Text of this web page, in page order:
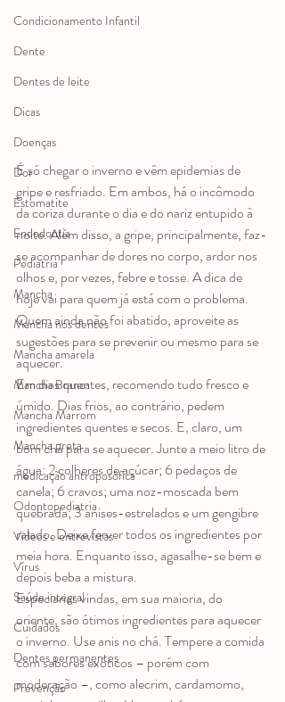
Condicionamento Infantil
Dente
Dentes de leite
Dicas
Doenças
Dor
Estomatite
Endodontia
Pediatria
Mancha
Mancha nos dentes
Mancha amarela
Mancha Branca
Mancha Marrom
Mancha preta
medicação antroposófica
Odontopediatria
Videos e entrevistas
Vírus
Saúde integral
Cuidados
Dentes permanentes
Prevenção
É só chegar o inverno e vêm epidemias de
gripe e resfriado. Em ambos, há o incômodo
da coriza durante o dia e do nariz entupido à
noite. Além disso, a gripe, principalmente, faz-
se acompanhar de dores no corpo, ardor nos
olhos e, por vezes, febre e tosse. A dica de
hoje vai para quem já está com o problema.
Quem ainda não foi abatido, aproveite as
sugestões para se prevenir ou mesmo para se
aquecer.
Em dias quentes, recomendo tudo fresco e
úmido. Dias frios, ao contrário, pedem
ingredientes quentes e secos. E, claro, um
bom chá para se aquecer. Junte a meio litro de
água: 2 colheres de açúcar; 6 pedaços de
canela; 6 cravos; uma noz-moscada bem
quebrada; 3 anises-estrelados e um gengibre
ralado. Deixe ferver todos os ingredientes por
meia hora. Enquanto isso, agasalhe-se bem e
depois beba a mistura.
Especiarias vindas, em sua maioria, do
oriente, são ótimos ingredientes para aquecer
o inverno. Use anis no chá. Tempere a comida
com sabores exóticos – porém com
moderação –, como alecrim, cardamomo,